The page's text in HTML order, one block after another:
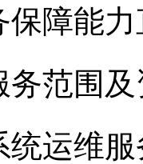
保障能
范围
统运维